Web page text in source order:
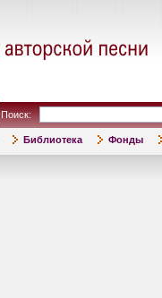
Поиск:
Библиотека Фонды